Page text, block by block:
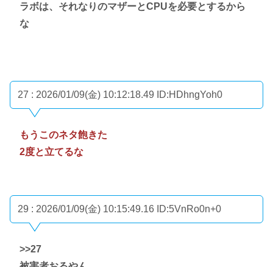
ラボは、それなりのマザーとCPUを必要とするから
な
27 : 2026/01/09(金) 10:12:18.49 ID:HDhngYoh0
もうこのネタ飽きた
2度と立てるな
29 : 2026/01/09(金) 10:15:49.16 ID:5VnRo0n+0
>>27